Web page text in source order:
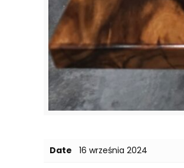
Date 16 września 2024